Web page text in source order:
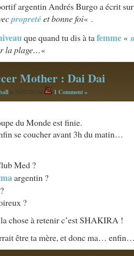
argentin Andrés Burgo a écrit
propretéet bonne foi« .
que quand tu dis à tafemme «
la plage…«
Mother : Dai Dai
le 20/07/2026| 1 Comment »
du Monde est finie.
se coucher avant 3h du matin…
Med ?
argentin ?
?
chose à retenir c’est SHAKIRA !
être ta mère, et donc ma…